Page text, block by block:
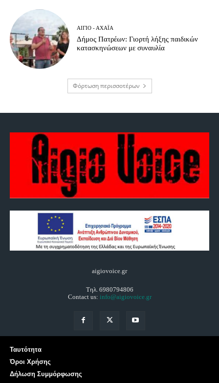
ΑΊΓΙΟ - ΑΧΑΪ́Α
Δήμος Πατρέων: Γιορτή λήξης παιδικών
κατασκηνώσεων με συναυλία
Φόρτωση περισσοτέρων
aigiovoice.gr
Τηλ. 6980794806
Contact us: info@aigiovoice.gr
Ταυτότητα
Όροι Χρήσης
Δήλωση Συμμόρφωσης